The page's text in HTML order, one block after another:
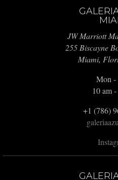
JW Marriott
255 Biscayne
Miami,
Mon -
10 am
+1 (786)